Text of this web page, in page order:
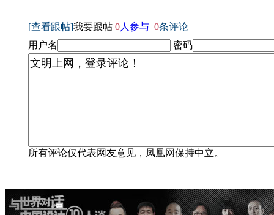
[查看跟帖]我要跟帖 0人参与 0条评论
用户名
密码
所有评论仅代表网友意见，凤凰网保持中立。